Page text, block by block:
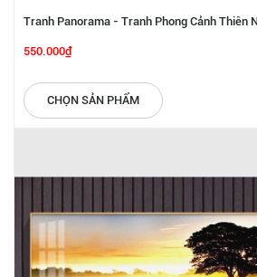
Tranh Panorama - Tranh Phong Cảnh Thiên
550.000₫
CHỌN SẢN PHẨM